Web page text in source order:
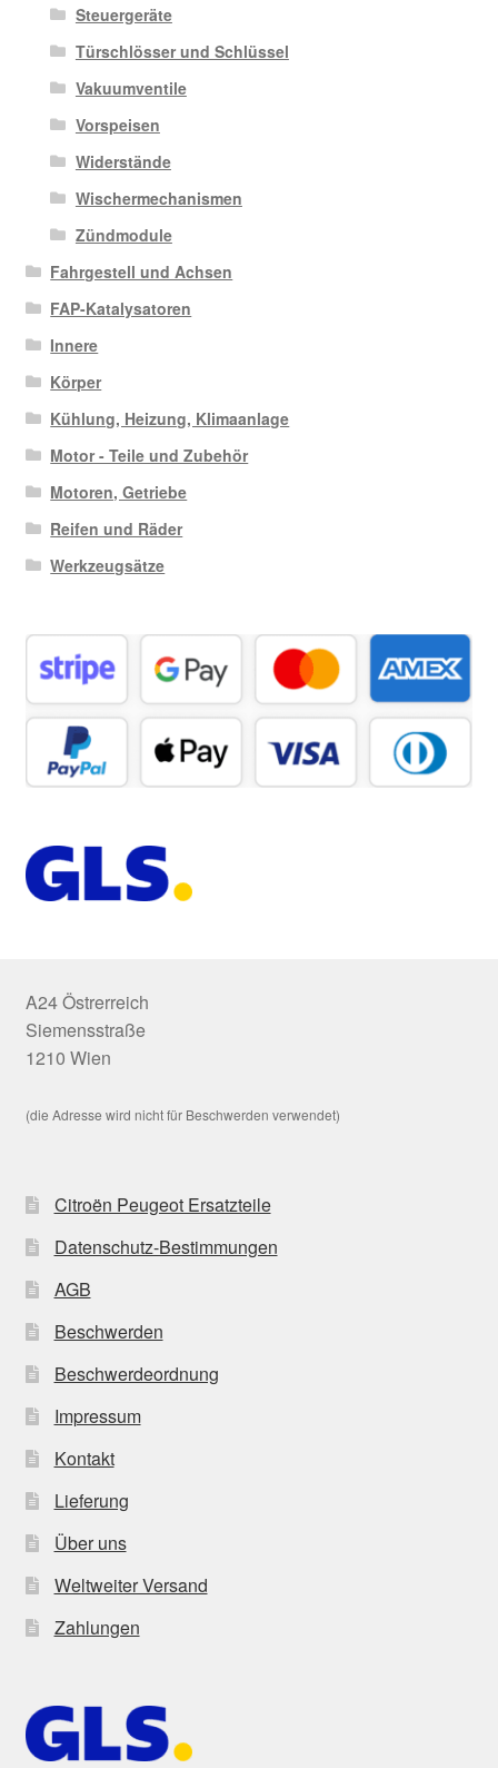
Steuergeräte
Türschlösser und Schlüssel
Vakuumventile
Vorspeisen
Widerstände
Wischermechanismen
Zündmodule
Fahrgestell und Achsen
FAP-Katalysatoren
Innere
Körper
Kühlung, Heizung, Klimaanlage
Motor - Teile und Zubehör
Motoren, Getriebe
Reifen und Räder
Werkzeugsätze
A24 Östrerreich
Siemensstraße
1210 Wien
(die Adresse wird nicht für Beschwerden verwendet)
Citroën Peugeot Ersatzteile
Datenschutz-Bestimmungen
AGB
Beschwerden
Beschwerdeordnung
Impressum
Kontakt
Lieferung
Über uns
Weltweiter Versand
Zahlungen